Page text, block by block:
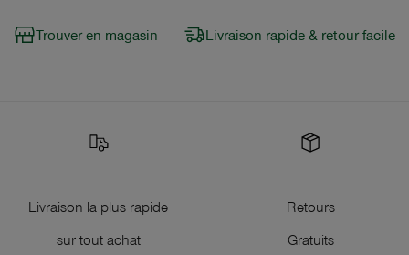
Trouver en magasin Livraison rapide & retour facile
Livraison la plus rapide
sur tout achat
Retours
Gratuits